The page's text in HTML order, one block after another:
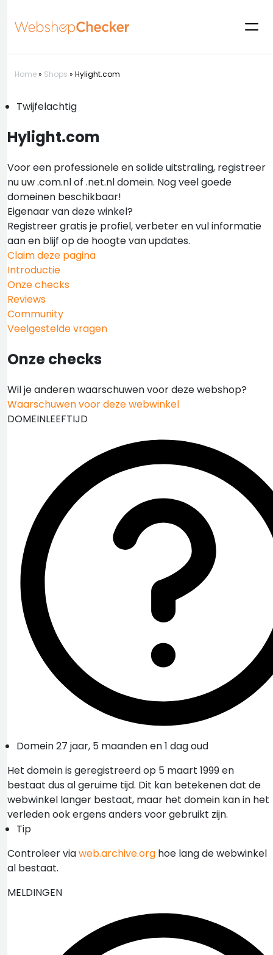
Home» Shops » Hylight.com
Twijfelachtig
Hylight.com
Voor een professionele en solide uitstraling, registreer
nu uw .com.nl of .net.nl domein. Nog veel goede
domeinen beschikbaar!
Eigenaar van deze winkel?
Registreer gratis je profiel, verbeter en vul informatie
aan en blijf op de hoogte van updates.
Claim deze pagina
Introductie
Onze checks
Reviews
Community
Veelgestelde vragen
Onze checks
Wil je anderen waarschuwen voor deze webshop?
Waarschuwen voor deze webwinkel
DOMEINLEEFTIJD
Domein 27 jaar, 5 maanden en 1 dag oud
Het domein is geregistreerd op 5 maart 1999 en
bestaat dus al geruime tijd. Dit kan betekenen dat de
webwinkel langer bestaat, maar het domein kan in het
verleden ook ergens anders voor gebruikt zijn.
Tip
Controleer viaweb.archive.org hoe lang de webwinkel
al bestaat.
MELDINGEN